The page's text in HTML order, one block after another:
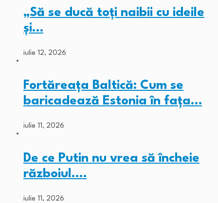
„Să se ducă toți naibii cu ideile
și…
iulie 12, 2026
Fortăreața Baltică: Cum se
baricadează Estonia în fața…
iulie 11, 2026
De ce Putin nu vrea să încheie
războiul.…
iulie 11, 2026